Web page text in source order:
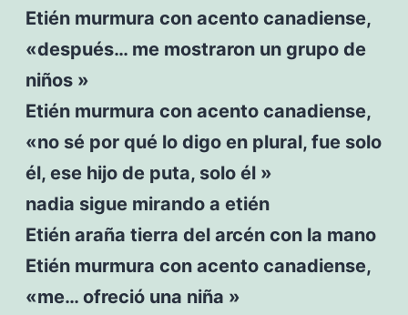
Etién murmura con acento canadiense,
«después… me mostraron un grupo de
niños »
Etién murmura con acento canadiense,
«no sé por qué lo digo en plural, fue solo
él, ese hijo de puta, solo él »
nadia sigue mirando a etién
Etién araña tierra del arcén con la mano
Etién murmura con acento canadiense,
«me… ofreció una niña »